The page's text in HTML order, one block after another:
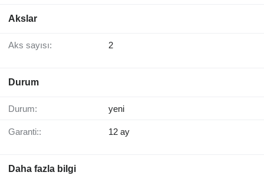
Akslar
Aks sayısı: 2
Durum
Durum: yeni
Garanti:: 12 ay
Daha fazla bilgi